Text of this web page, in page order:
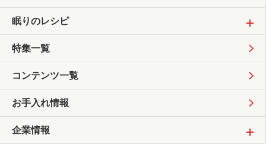
眠りのレシピ
特集一覧
コンテンツ一覧
お手入れ情報
企業情報